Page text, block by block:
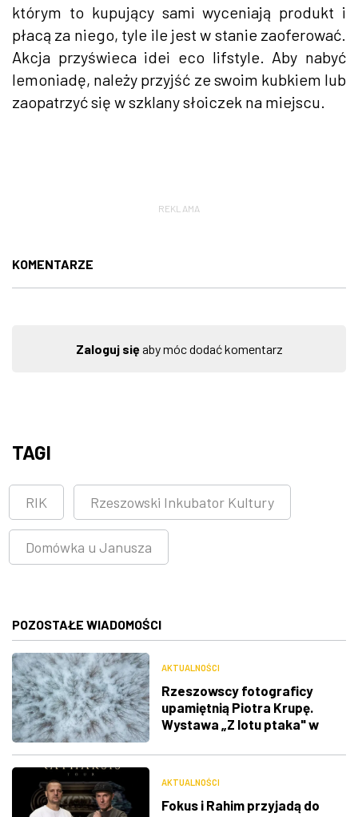
którym to kupujący sami wyceniają produkt i
płacą za niego, tyle ile jest w stanie zaoferować.
Akcja przyświeca idei eco lifstyle. Aby nabyć
lemoniadę, należy przyjść ze swoim kubkiem lub
zaopatrzyć się w szklany słoiczek na miejscu.
REKLAMA
KOMENTARZE
Zaloguj sięaby móc dodać komentarz
TAGI
RIK Rzeszowski Inkubator Kultury
Domówka u Janusza
POZOSTAŁE WIADOMOŚCI
AKTUALNOŚCI
Rzeszowscy fotograficy
upamiętnią Piotra Krupę.
Wystawa „Z lotu ptaka" w
AKTUALNOŚCI
Fokus i Rahim przyjadą do